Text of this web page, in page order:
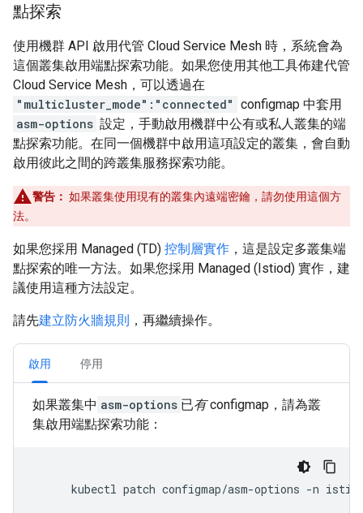
點探索
使用機群 API 啟用代管 Cloud Service Mesh 時，系統會為
這個叢集啟用端點探索功能。如果您使用其他工具佈建代管
Cloud Service Mesh，可以透過在
"multicluster_mode":"connected" configmap 中套用
asm-options 設定，手動啟用機群中公有或私人叢集的端
點探索功能。在同一個機群中啟用這項設定的叢集，會自動
啟用彼此之間的跨叢集服務探索功能。
警告： 如果叢集使用現有的叢集內遠端密鑰，請勿使用這個方
法。
如果您採用 Managed (TD) 控制層實作 ，這是設定多叢集端
點探索的唯一方法。如果您採用 Managed (Istiod) 實作，建
議使用這種方法設定。
請先建立防火牆規則 ，再繼續操作。
啟用 停用
如果叢集中 asm-options 已有configmap，請為叢
集啟用端點探索功能：